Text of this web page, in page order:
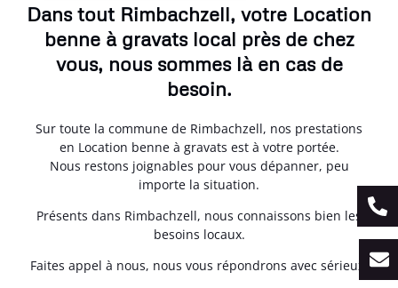
Dans tout Rimbachzell, votre Location
benne à gravats local près de chez
vous, nous sommes là en cas de
besoin.
Sur toute la commune de Rimbachzell, nos prestations
en Location benne à gravats est à votre portée.
Nous restons joignables pour vous dépanner, peu
importe la situation.
Présents dans Rimbachzell, nous connaissons bien les
besoins locaux.
Faites appel à nous, nous vous répondrons avec sérieux.